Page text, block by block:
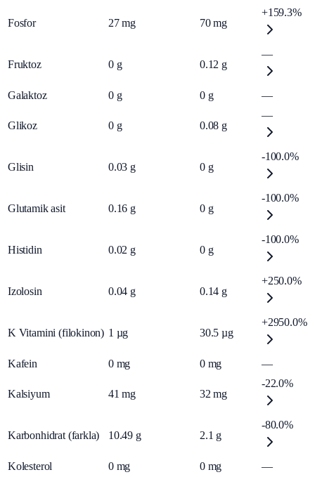
Fosfor 27 mg 70 mg
+159.3%
Fruktoz 0 g 0.12 g
—
Galaktoz 0 g 0 g —
Glikoz 0 g 0.08 g
—
Glisin 0.03 g 0 g
-100.0%
Glutamik asit 0.16 g 0 g
-100.0%
Histidin 0.02 g 0 g
-100.0%
Izolosin 0.04 g 0.14 g
+250.0%
K Vitamini (filokinon) 1 µg 30.5 µg
+2950.0%
Kafein 0 mg 0 mg —
Kalsiyum 41 mg 32 mg
-22.0%
Karbonhidrat (farkla) 10.49 g 2.1 g
-80.0%
Kolesterol 0 mg 0 mg —